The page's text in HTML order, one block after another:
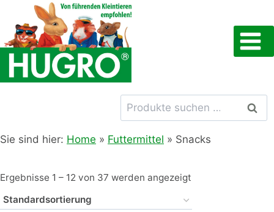
Inhalt
springen
Suchen
nach:
Sie sind hier: Home » Futtermittel » Snacks
Ergebnisse 1 – 12 von 37 werden angezeigt